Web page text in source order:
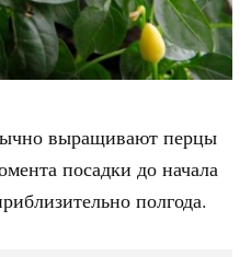
выращивают перцы
посадки до начала
полгода.